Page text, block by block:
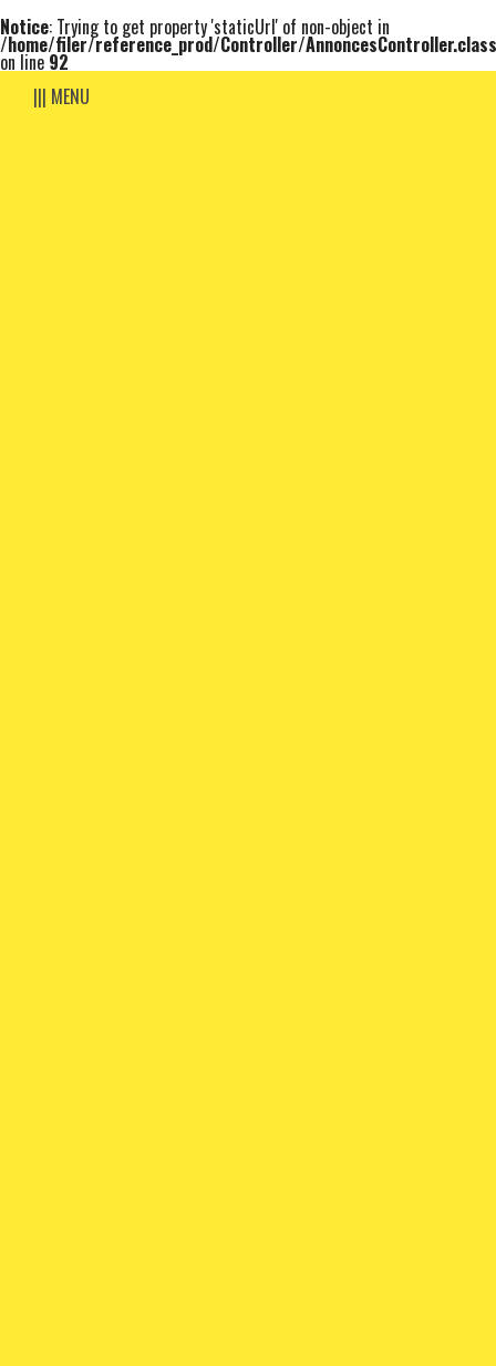
Notice: Trying to get property 'staticUrl' of non-object in
/home/filer/reference_prod/Controller/
on line 92
||| MENU